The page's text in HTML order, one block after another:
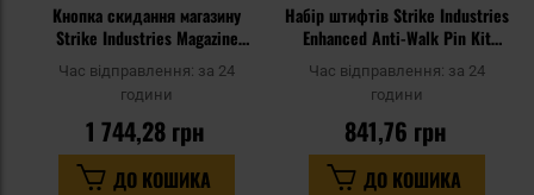
Кнопка скидання магазину
Strike Industries Magazine
Catch для гвинтівок AR - Red
Час відправлення: за 24
години
1 744,28 грн
ДО КОШИКА
Набір штифтів Strike Industries
Enhanced Anti-Walk Pin Kit
Standard для пістолетів Glock
Час відправлення: за 24
години
841,76 грн
ДО КОШИКА